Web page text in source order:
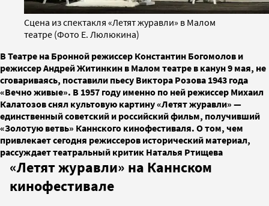
Сцена из спектакля «Летят журавли» в Малом
театре (Фото Е. Люлюкина)
В Театре на Бронной режиссер Константин Богомолов и
режиссер Андрей Житинкин в Малом театре в канун 9 мая, не
сговариваясь, поставили пьесу Виктора Розова 1943 года
«Вечно живые». В 1957 году именно по ней режиссер Михаил
Калатозов снял культовую картину «Летят журавли» —
единственный советский и российский фильм, получивший
«Золотую ветвь» Каннского кинофестиваля. О том, чем
привлекает сегодня режиссеров исторический материал,
рассуждает театральный критик Наталья Ртищева
«Летят журавли» на Каннском
кинофестивале